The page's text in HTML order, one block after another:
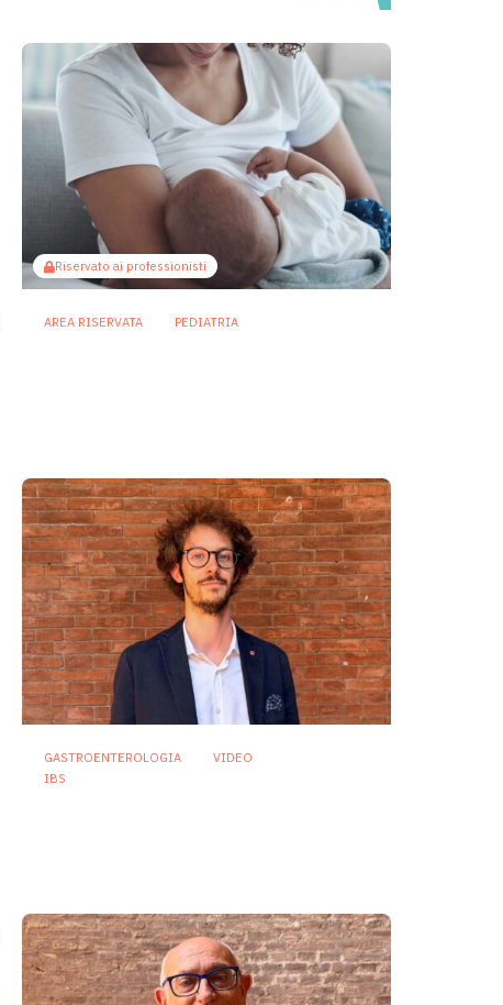
Riservato ai professionisti
AREA RISERVATA PEDIATRIA
GASTROENTEROLOGIA
VIDEO
IBS